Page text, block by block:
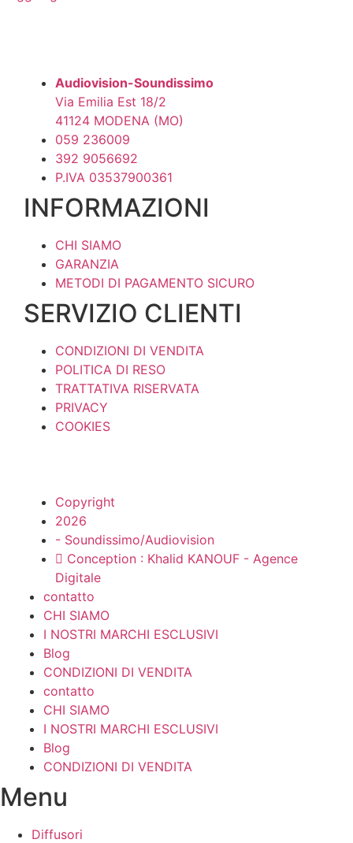
Audiovision-Soundissimo
Via Emilia Est 18/2
41124 MODENA (MO)
059 236009
392 9056692
P.IVA 03537900361
INFORMAZIONI
CHI SIAMO
GARANZIA
METODI DI PAGAMENTO SICURO
SERVIZIO CLIENTI
CONDIZIONI DI VENDITA
POLITICA DI RESO
TRATTATIVA RISERVATA
PRIVACY
COOKIES
Copyright
2026
- Soundissimo/Audiovision
Conception : Khalid KANOUF - Agence
Digitale
contatto
CHI SIAMO
I NOSTRI MARCHI ESCLUSIVI
Blog
CONDIZIONI DI VENDITA
contatto
CHI SIAMO
I NOSTRI MARCHI ESCLUSIVI
Blog
CONDIZIONI DI VENDITA
Menu
Diffusori